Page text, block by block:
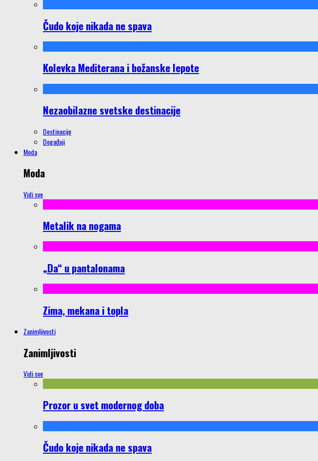
Čudo koje nikada ne spava
Kolevka Mediterana i božanske lepote
Nezaobilazne svetske destinacije
Destinacije
Događaji
Moda
Moda
Vidi sve
Metalik na nogama
„Da“ u pantalonama
Zima, mekana i topla
Zanimljivosti
Zanimljivosti
Vidi sve
Prozor u svet modernog doba
Čudo koje nikada ne spava